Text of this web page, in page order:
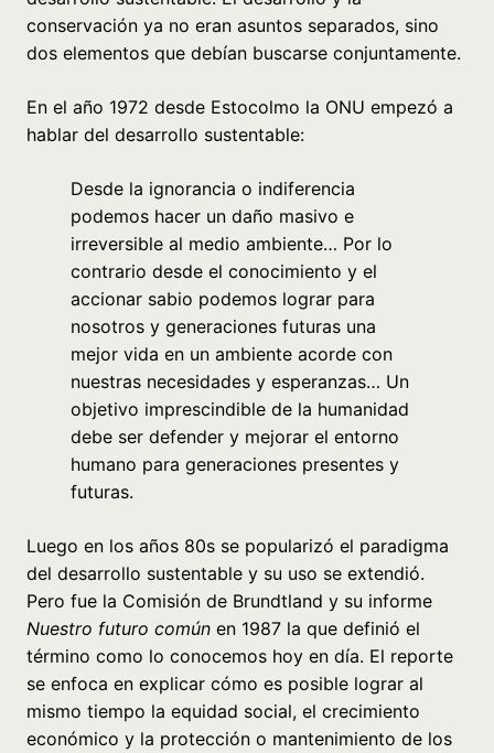
conservación ya no eran asuntos separados, sino
dos elementos que debían buscarse conjuntamente.
En el año 1972 desde Estocolmo la ONU empezó a
hablar del desarrollo sustentable:
Desde la ignorancia o indiferencia
podemos hacer un daño masivo e
irreversible al medio ambiente… Por lo
contrario desde el conocimiento y el
accionar sabio podemos lograr para
nosotros y generaciones futuras una
mejor vida en un ambiente acorde con
nuestras necesidades y esperanzas… Un
objetivo imprescindible de la humanidad
debe ser defender y mejorar el entorno
humano para generaciones presentes y
futuras.
Luego en los años 80s se popularizó el paradigma
del desarrollo sustentable y su uso se extendió.
Pero fue la Comisión de Brundtland y su informe
Nuestro futuro común en 1987 la que definió el
término como lo conocemos hoy en día. El reporte
se enfoca en explicar cómo es posible lograr al
mismo tiempo la equidad social, el crecimiento
económico y la protección o mantenimiento de los